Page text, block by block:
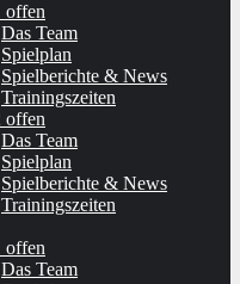
offen
Das Team
Spielplan
Spielberichte & News
Trainingszeiten
offen
Das Team
Spielplan
Spielberichte & News
Trainingszeiten
offen
Das Team